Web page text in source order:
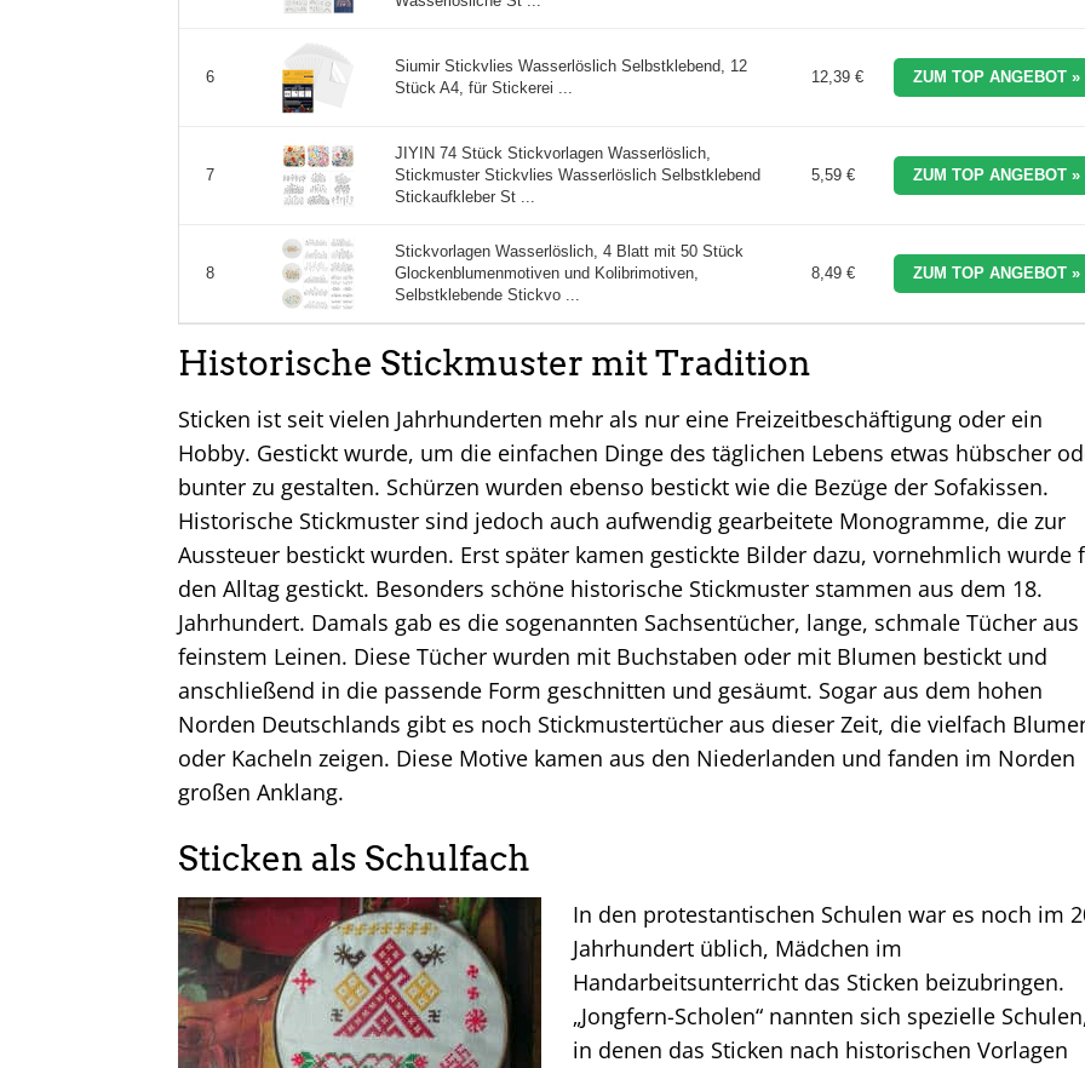
6
Siumir Stickvlies Wasserlöslich Selbstklebend, 12
Stück A4, für Stickerei ...
12,39 € ZUM TOP ANGEBOT »
7
JIYIN 74 Stück Stickvorlagen Wasserlöslich,
Stickmuster Stickvlies Wasserlöslich Selbstklebend
Stickaufkleber St ...
5,59 € ZUM TOP ANGEBOT »
8
Stickvorlagen Wasserlöslich, 4 Blatt mit 50 Stück
Glockenblumenmotiven und Kolibrimotiven,
Selbstklebende Stickvo ...
8,49 € ZUM TOP ANGEBOT »
Historische Stickmuster mit Tradition
Sticken ist seit vielen Jahrhunderten mehr als nur eine Freizeitbeschäftigung oder ein
Hobby. Gestickt wurde, um die einfachen Dinge des täglichen Lebens etwas hübscher
bunter zu gestalten. Schürzen wurden ebenso bestickt wie die Bezüge der Sofakissen.
Historische Stickmuster sind jedoch auch aufwendig gearbeitete Monogramme, die zur
Aussteuer bestickt wurden. Erst später kamen gestickte Bilder dazu, vornehmlich wurde
den Alltag gestickt. Besonders schöne historische Stickmuster stammen aus dem 18.
Jahrhundert. Damals gab es die sogenannten Sachsentücher, lange, schmale Tücher aus
feinstem Leinen. Diese Tücher wurden mit Buchstaben oder mit Blumen bestickt und
anschließend in die passende Form geschnitten und gesäumt. Sogar aus dem hohen
Norden Deutschlands gibt es noch Stickmustertücher aus dieser Zeit, die vielfach
oder Kacheln zeigen. Diese Motive kamen aus den Niederlanden und fanden im Norden
großen Anklang.
Sticken als Schulfach
In den protestantischen Schulen war es noch im
Jahrhundert üblich, Mädchen im
Handarbeitsunterricht das Sticken beizubringen.
„Jongfern-Scholen“ nannten sich spezielle
in denen das Sticken nach historischen Vorlagen